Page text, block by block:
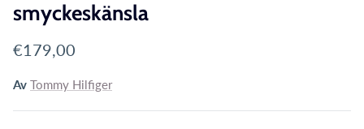
smyckeskänsla
Translation missing:
€179,00
Av Tommy Hilfiger